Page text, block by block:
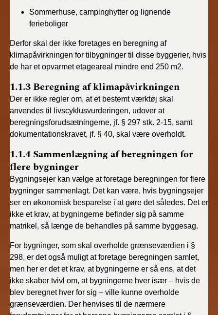
Sommerhuse, campinghytter og lignende
ferieboliger
Derfor skal der ikke foretages en beregning af
klimapåvirkningen for tilbygninger til disse byggerier, hvis
de har et opvarmet etageareal mindre end 250 m2.
1.1.3 Beregning af klimapåvirkningen
Der er ikke regler om, at et bestemt værktøj skal
anvendes til livscyklusvurderingen, udover at
beregningsforudsætningerne, jf. § 297 stk. 2-15, samt
dokumentationskravet, jf. § 40, skal være overholdt.
1.1.4 Sammenlægning af beregningen for
flere bygninger
Bygningsejer kan vælge at foretage beregningen for flere
bygninger sammenlagt. Det kan være, hvis bygningsejer
ser en økonomisk besparelse i at gøre det således. Det er
ikke et krav, at bygningerne befinder sig på samme
matrikel, så længe de behandles på samme byggesag.
For bygninger, som skal overholde grænseværdien i §
298, er det også muligt at foretage beregningen samlet,
men her er det et krav, at bygningerne er så ens, at det
ikke skaber tvivl om, at bygningerne hver især – hvis de
blev beregnet hver for sig – ville kunne overholde
grænseværdien. Der henvises til de nærmere